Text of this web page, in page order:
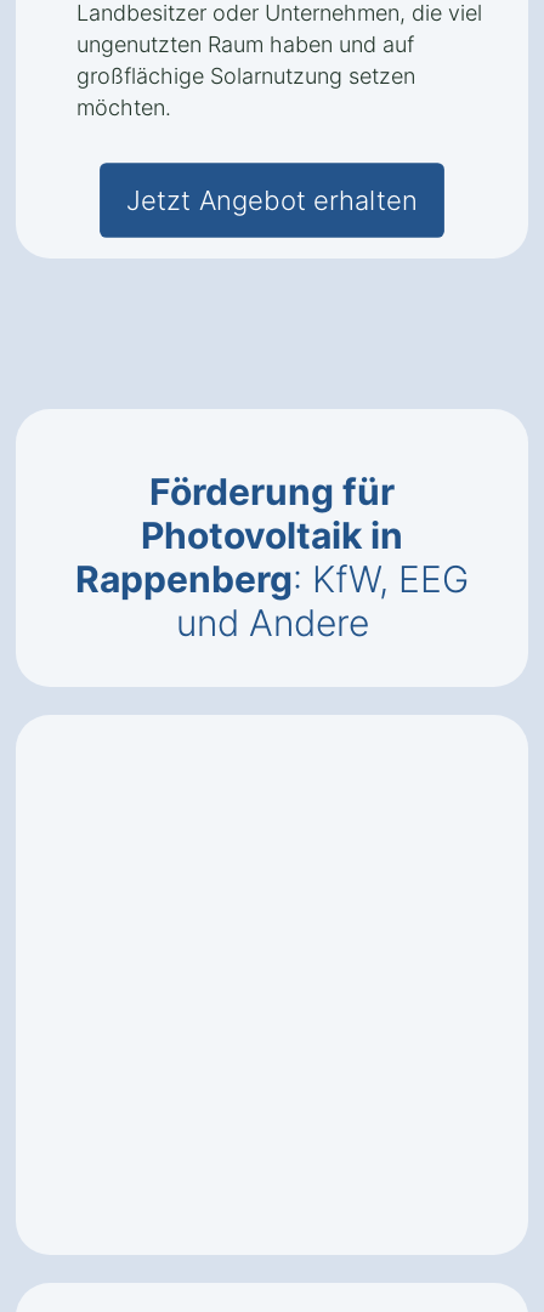
Landbesitzer oder Unternehmen, die viel
ungenutzten Raum haben und auf
großflächige Solarnutzung setzen
möchten.
Jetzt Angebot erhalten
Förderung für
Photovoltaik in
Rappenberg: KfW, EEG
und Andere